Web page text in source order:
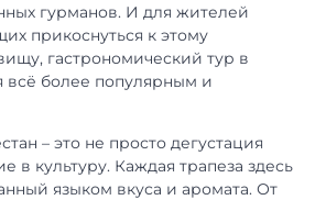
гурманов. И для жителей
прикоснуться к этому
гастрономический тур в
всё более популярным и
– это не просто дегустация
в культуру. Каждая трапеза здесь
языком вкуса и аромата. От